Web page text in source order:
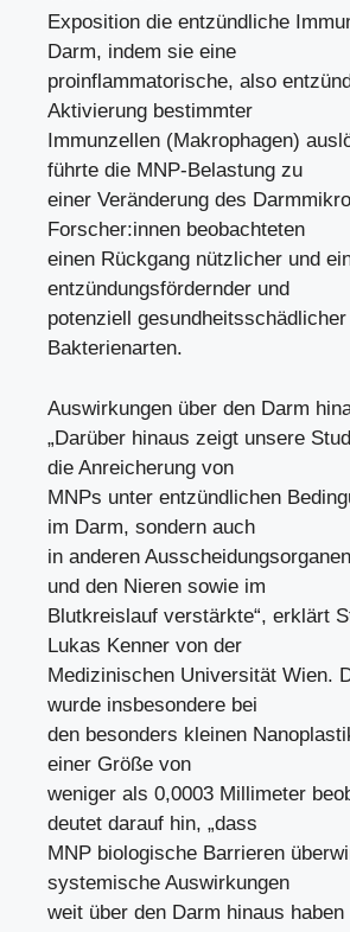
Exposition die entzündliche
Darm, indem sie eine
proinflammatorische, also
Aktivierung bestimmter
Immunzellen (Makrophagen)
führte die MNP-Belastung zu
einer Veränderung des
Forscher:innen beobachteten
einen Rückgang nützlicher und
entzündungsfördernder und
potenziell gesundheitsschädlicher
Bakterienarten.
Auswirkungen über den Darm
„Darüber hinaus zeigt unsere
die Anreicherung von
MNPs unter entzündlichen
im Darm, sondern auch
in anderen
und den Nieren sowie im
Blutkreislauf verstärkte“, erklärt
Lukas Kenner von der
Medizinischen Universität Wien.
wurde insbesondere bei
den besonders kleinen
einer Größe von
weniger als 0,0003 Millimeter
deutet darauf hin, „dass
MNP biologische Barrieren
systemische Auswirkungen
weit über den Darm hinaus haben